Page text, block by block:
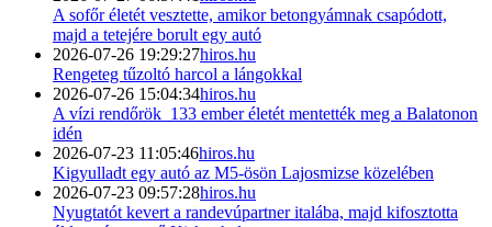
A sofőr életét vesztette, amikor betongyámnak csapódott,
majd a tetejére borult egy autó
2026-07-26 19:29:27hiros.hu
Rengeteg tűzoltó harcol a lángokkal
2026-07-26 15:04:34hiros.hu
A vízi rendőrök 133 ember életét mentették meg a Balatonon
idén
2026-07-23 11:05:46hiros.hu
Kigyulladt egy autó az M5-ösön Lajosmizse közelében
2026-07-23 09:57:28hiros.hu
Nyugtatót kevert a randevúpartner italába, majd kifosztotta